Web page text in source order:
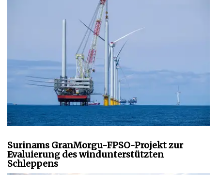
Surinams GranMorgu-FPSO-Projekt zur
Evaluierung des windunterstützten
Schleppens